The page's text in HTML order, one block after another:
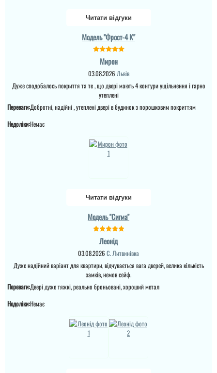
кладову, щоб недорого і
дверей , нічого більше
додати. Якість та вид
які двері повинні бути в
будинок....
Читати відгуки
Модель "Фрост-4 К"
Мирон
03.08.2026 Львів
Дуже сподобалось покриття та те , що двері мають 4 контури ущільнення і гарно
утеплені
Переваги:Добротні, надійні , утеплені двері в будинок з порошковим покриттям
Недоліки:Немає
Читати відгуки
Модель "Сигма"
Леонід
03.08.2026 С. Литвинівка
Дуже надійний варіант для квартири, відчувається вага дверей, велика кількість
замків, немов сейф.
Переваги:Двері дуже тяжкі, реально броньовані, хороший метал
Недоліки:Немає